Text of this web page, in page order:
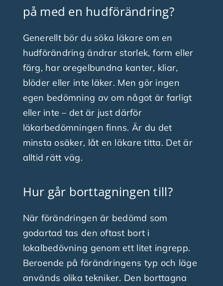
på med en hudförändring?
Generellt bör du söka läkare om en
hudförändring ändrar storlek, form eller
färg, har oregelbundna kanter, kliar,
blöder eller inte läker. Men gör ingen
egen bedömning av om något är farligt
eller inte – det är just därför
läkarbedömningen finns. Är du det
minsta osäker, låt en läkare titta. Det är
alltid rätt väg.
Hur går borttagningen till?
När förändringen är bedömd som
godartad tas den oftast bort i
lokalbedövning genom ett litet ingrepp.
Beroende på förändringens typ och läge
används olika tekniker. Den borttagna